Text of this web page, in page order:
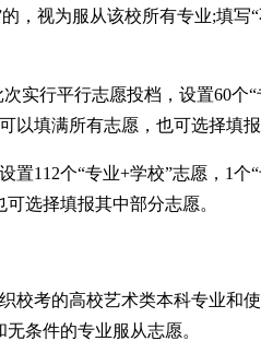
，视为服从该校所有专业;填
实行平行志愿投档，设置60个
以填满所有志愿，也可选择填
置112个“专业+学校”志愿，1
选择填报其中部分志愿。
校考的高校艺术类本科专业和
条件的专业服从志愿。